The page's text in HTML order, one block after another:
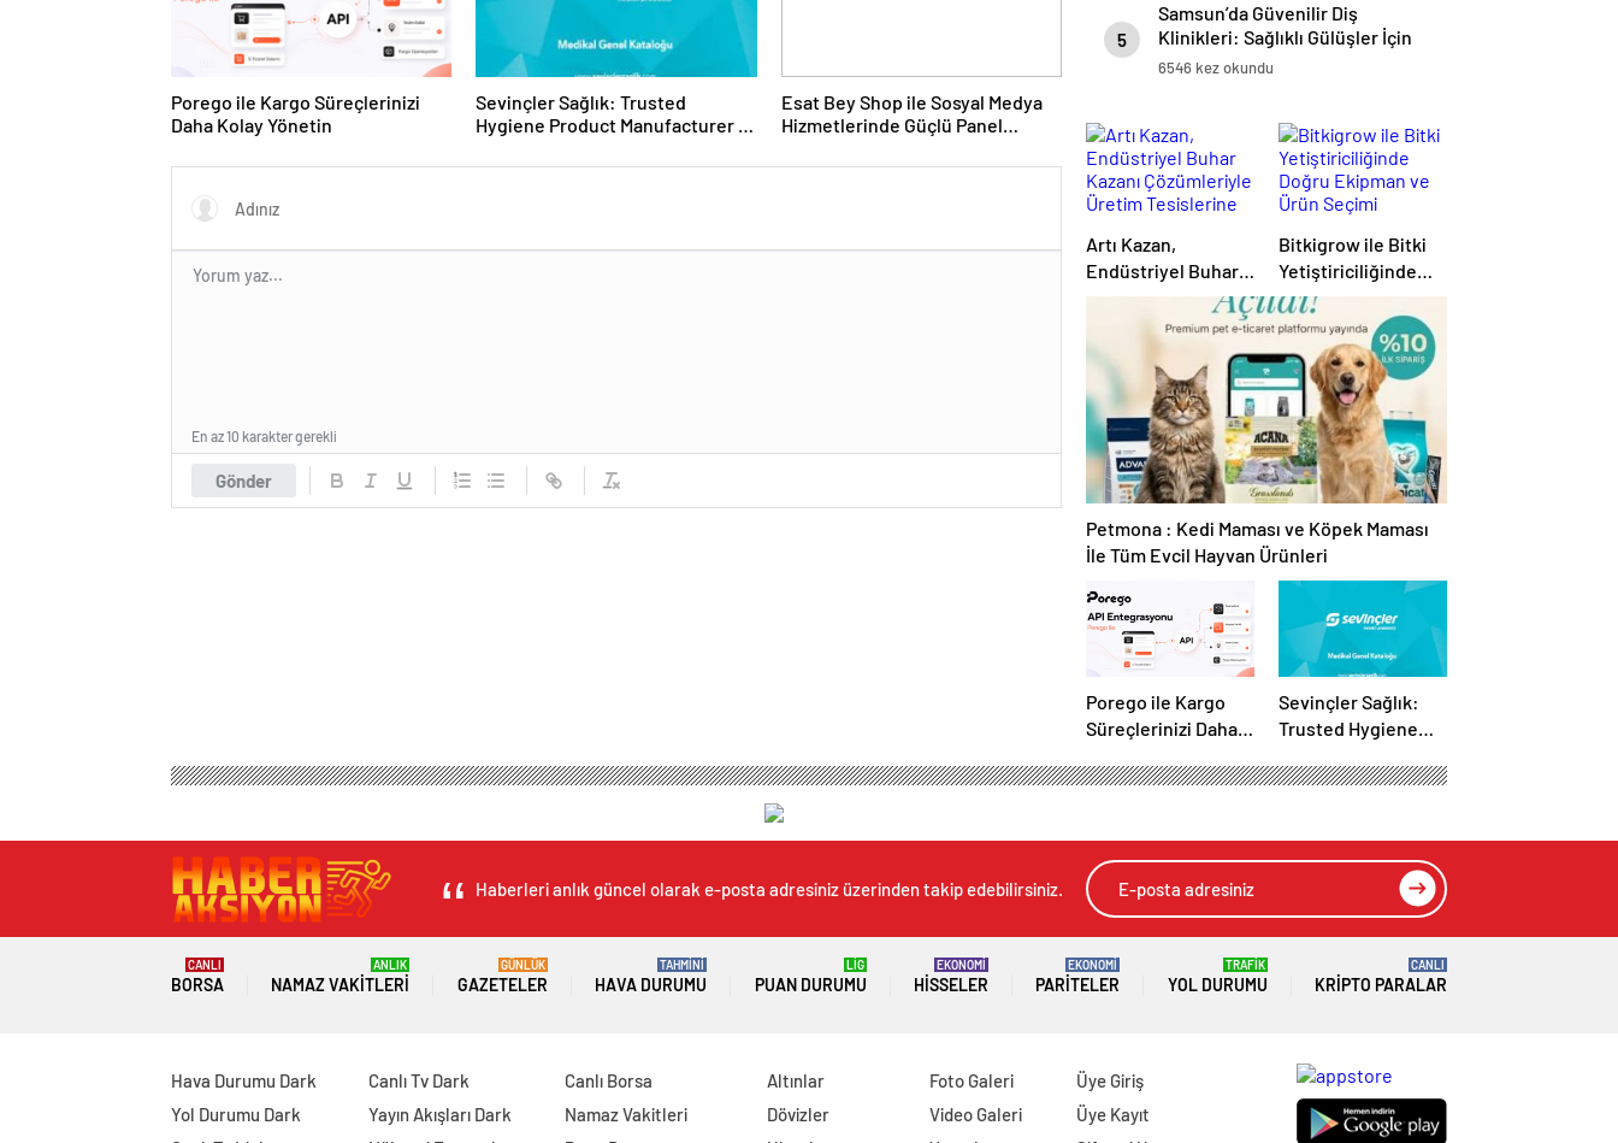
Porego ile Kargo Süreçlerinizi
Daha Kolay Yönetin
Sevinçler Sağlık: Trusted
Hygiene Product Manufacturer in
Esat Bey Shop ile Sosyal Medya
Hizmetlerinde Güçlü Panel
Gönder
En az 10 karakter gerekli
5
Samsun’da Güvenilir Diş
Klinikleri: Sağlıklı Gülüşler İçin
En İyi Seçenekler
6546 kez okundu
Artı Kazan,
Endüstriyel Buhar
Kazanı
Çözümleriyle
Üretim Tesislerine
Verimli Sistemler
Sunuyor
Bitkigrow ile Bitki
Yetiştiriciliğinde
Doğru Ekipman ve
Ürün Seçimi
Petmona : Kedi Maması ve Köpek Maması
İle Tüm Evcil Hayvan Ürünleri
Porego ile Kargo
Süreçlerinizi Daha
Sevinçler Sağlık:
Trusted Hygiene
Manufacturer in
Haberleri anlık güncel olarak e-posta adresiniz üzerinden takip edebilirsiniz.
BORSA
CANLI
NAMAZ VAKITLERI
ANLIK
GAZETELER
GÜNLÜK
HAVA DURUMU
TAHMİNİ
PUAN DURUMU
LİG
HISSELER
EKONOMİ
PARITELER
EKONOMİ
YOL DURUMU
TRAFİK
KRIPTO PARALAR
CANLI
Hava Durumu Dark
Yol Durumu Dark
Canlı Tv Dark
Yayın Akışları Dark
Canlı Borsa
Namaz Vakitleri
Altınlar
Dövizler
Foto Galeri
Video Galeri
Üye Giriş
Üye Kayıt